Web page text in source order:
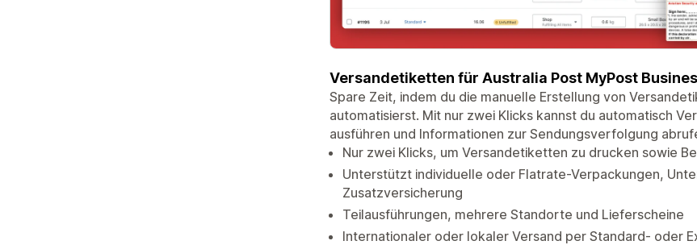
Versandetiketten für Australia Post MyPost
Spare Zeit, indem du die manuelle Erstellung von
automatisierst. Mit nur zwei Klicks kannst du automatisch
ausführen und Informationen zur Sendungsverfolgung
Nur zwei Klicks, um Versandetiketten zu drucken sowie
Unterstützt individuelle oder Flatrate-Verpackungen,
Zusatzversicherung
Teilausführungen, mehrere Standorte und Lieferscheine
Internationaler oder lokaler Versand per Standard- oder